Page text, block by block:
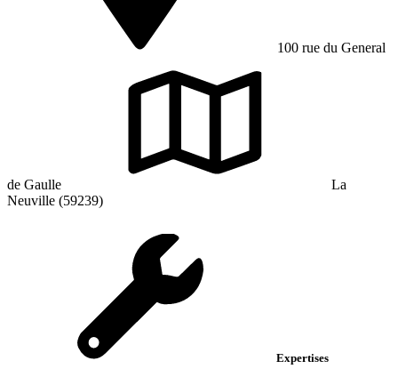
100 rue du General
de Gaulle
La
Neuville (59239)
Expertises